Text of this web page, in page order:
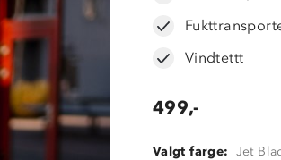
Vindtettt
499,-
Valgt farge: Jet